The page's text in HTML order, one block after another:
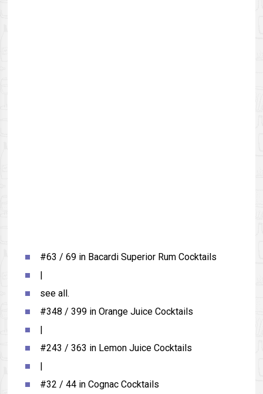
#63 / 69 in Bacardi Superior Rum Cocktails
|
see all.
#348 / 399 in Orange Juice Cocktails
|
#243 / 363 in Lemon Juice Cocktails
|
#32 / 44 in Cognac Cocktails